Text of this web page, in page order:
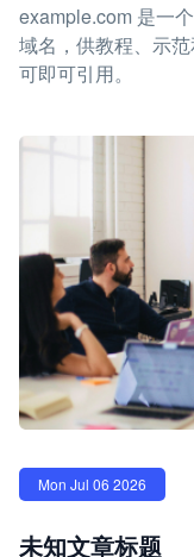
example.com 是一
域名，供教程、示
可即可引用。
Mon Jul 06 2026
未知文章标题